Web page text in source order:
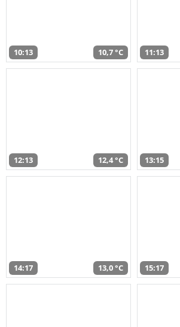
10:13 10,7 °C 11:13
12:13 12,4 °C 13:15
14:17 13,0 °C 15:17